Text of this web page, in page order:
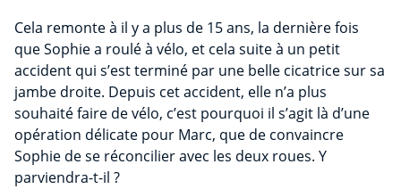
Cela remonte à il y a plus de 15 ans, la dernière fois
que Sophie a roulé à vélo, et cela suite à un petit
accident qui s’est terminé par une belle cicatrice sur sa
jambe droite. Depuis cet accident, elle n’a plus
souhaité faire de vélo, c’est pourquoi il s’agit là d’une
opération délicate pour Marc, que de convaincre
Sophie de se réconcilier avec les deux roues. Y
parviendra-t-il ?